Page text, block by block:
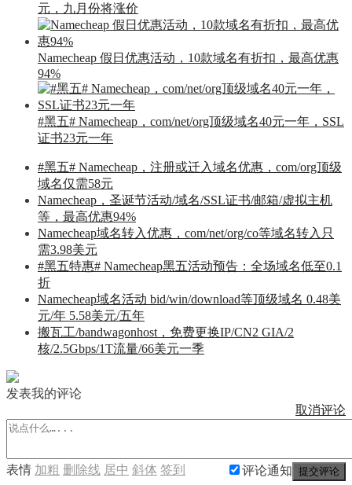
元，九月份将涨价
Namecheap 假日优惠活动，10款域名有折扣，最高优惠
94%
#黑五# Namecheap，com/net/org顶级域名40元一年，SSL
证书23元一年
#黑五# Namecheap，注册或迁入域名优惠，com/org顶级
域名仅需58元
Namecheap，圣诞节活动/域名/SSL证书/邮箱/虚拟主机
等，最高优惠94%
Namecheap域名转入优惠，com/net/org/co等域名转入只
需3.98美元
#黑五特惠# Namecheap黑五活动预告：全场域名低至0.1
折
Namecheap域名活动 bid/win/download等顶级域名 0.48美
元/年 5.58美元/五年
搬瓦工/bandwagonhost，免费更换IP/CN2 GIA/2
核/2.5Gbps/1T流量/66美元一季
发表我的评论
取消评论
提交评论
评论通知
表情 加粗 删除线 居中 斜体 签到